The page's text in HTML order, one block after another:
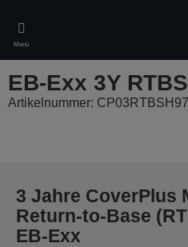
main
content
Menü
EB-Exx 3Y
Artikelnummer:
3 Jahre CoverPlus
Return-to-Base
EB-Exx